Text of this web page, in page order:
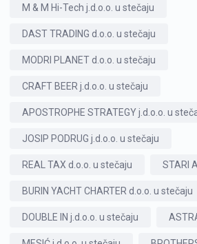
M & M Hi-Tech j.d.o.o. u stečaju
DAST TRADING d.o.o. u stečaju
MODRI PLANET d.o.o. u stečaju
CRAFT BEER j.d.o.o. u stečaju
APOSTROPHE STRATEGY j.d.o.o. u
JOSIP PODRUG j.d.o.o. u stečaju
REAL TAX d.o.o. u stečaju STARI
BURIN YACHT CHARTER d.o.o. u stečaju
DOUBLE IN j.d.o.o. u stečaju